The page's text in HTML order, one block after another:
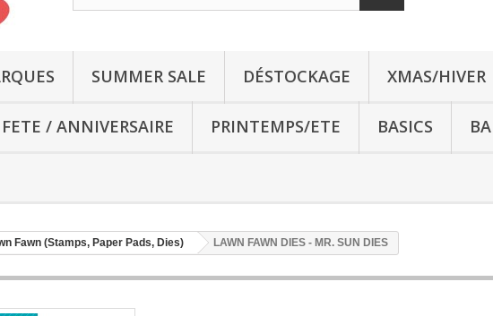
SUMMER SALE DÉSTOCKAGE XMAS/HIVER
FETE / ANNIVERSAIRE PRINTEMPS/ETE BASICS
Fawn (Stamps, Paper Pads, Dies) LAWN FAWN DIES - MR. SUN DIES